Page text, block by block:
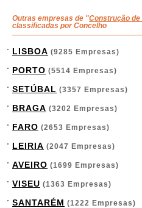
Outras empresas de "Construção
classificadas por Concelho
LISBOA (9285 Empresas)
PORTO (5514 Empresas)
SETÚBAL (3357 Empresas)
BRAGA (3202 Empresas)
FARO (2653 Empresas)
LEIRIA (2047 Empresas)
AVEIRO (1699 Empresas)
VISEU (1363 Empresas)
SANTARÉM (1222 Empresas)